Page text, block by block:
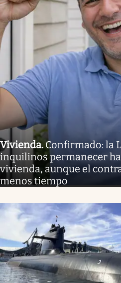
Vivienda.Confirmado: la
inquilinos permanecer
vivienda, aunque el
menos tiempo